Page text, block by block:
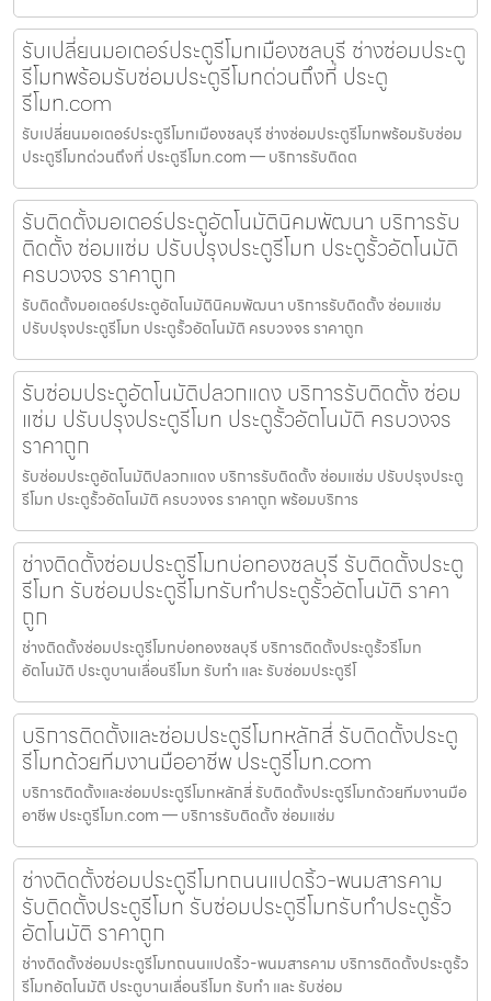
รับเปลี่ยนมอเตอร์ประตูรีโมทเมืองชลบุรี ช่างซ่อมประตู
รีโมทพร้อมรับซ่อมประตูรีโมทด่วนถึงที่ ประตู
รีโมท.com
รับเปลี่ยนมอเตอร์ประตูรีโมทเมืองชลบุรี ช่างซ่อมประตูรีโมทพร้อมรับซ่อม
ประตูรีโมทด่วนถึงที่ ประตูรีโมท.com — บริการรับติดต
รับติดตั้งมอเตอร์ประตูอัตโนมัตินิคมพัฒนา บริการรับ
ติดตั้ง ซ่อมแซ่ม ปรับปรุงประตูรีโมท ประตูรั้วอัตโนมัติ
ครบวงจร ราคาถูก
รับติดตั้งมอเตอร์ประตูอัตโนมัตินิคมพัฒนา บริการรับติดตั้ง ซ่อมแซ่ม
ปรับปรุงประตูรีโมท ประตูรั้วอัตโนมัติ ครบวงจร ราคาถูก
รับซ่อมประตูอัตโนมัติปลวกแดง บริการรับติดตั้ง ซ่อม
แซ่ม ปรับปรุงประตูรีโมท ประตูรั้วอัตโนมัติ ครบวงจร
ราคาถูก
รับซ่อมประตูอัตโนมัติปลวกแดง บริการรับติดตั้ง ซ่อมแซ่ม ปรับปรุงประตู
รีโมท ประตูรั้วอัตโนมัติ ครบวงจร ราคาถูก พร้อมบริการ
ช่างติดตั้งซ่อมประตูรีโมทบ่อทองชลบุรี รับติดตั้งประตู
รีโมท รับซ่อมประตูรีโมทรับทำประตูรั้วอัตโนมัติ ราคา
ถูก
ช่างติดตั้งซ่อมประตูรีโมทบ่อทองชลบุรี บริการติดตั้งประตูรั้วรีโมท
อัตโนมัติ ประตูบานเลื่อนรีโมท รับทำ และ รับซ่อมประตูรีโ
บริการติดตั้งและซ่อมประตูรีโมทหลักสี่ รับติดตั้งประตู
รีโมทด้วยทีมงานมืออาชีพ ประตูรีโมท.com
บริการติดตั้งและซ่อมประตูรีโมทหลักสี่ รับติดตั้งประตูรีโมทด้วยทีมงานมือ
อาชีพ ประตูรีโมท.com — บริการรับติดตั้ง ซ่อมแซ่ม
ช่างติดตั้งซ่อมประตูรีโมทถนนแปดริ้ว-พนมสารคาม
รับติดตั้งประตูรีโมท รับซ่อมประตูรีโมทรับทำประตูรั้ว
อัตโนมัติ ราคาถูก
ช่างติดตั้งซ่อมประตูรีโมทถนนแปดริ้ว-พนมสารคาม บริการติดตั้งประตูรั้ว
รีโมทอัตโนมัติ ประตูบานเลื่อนรีโมท รับทำ และ รับซ่อม